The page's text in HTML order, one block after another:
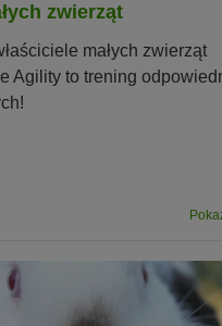
zwierząt
małych zwierząt
Agility to trening